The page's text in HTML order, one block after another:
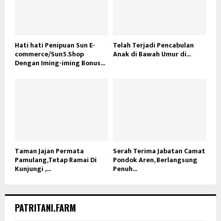
Hati hati Penipuan Sun E-
commerce/Sun5.Shop
Dengan Iming-iming Bonus...
Telah Terjadi Pencabulan
Anak di Bawah Umur di...
Taman Jajan Permata
Pamulang,Tetap Ramai Di
Kunjungi ,...
Serah Terima Jabatan Camat
Pondok Aren, Berlangsung
Penuh...
PATRITANI.FARM